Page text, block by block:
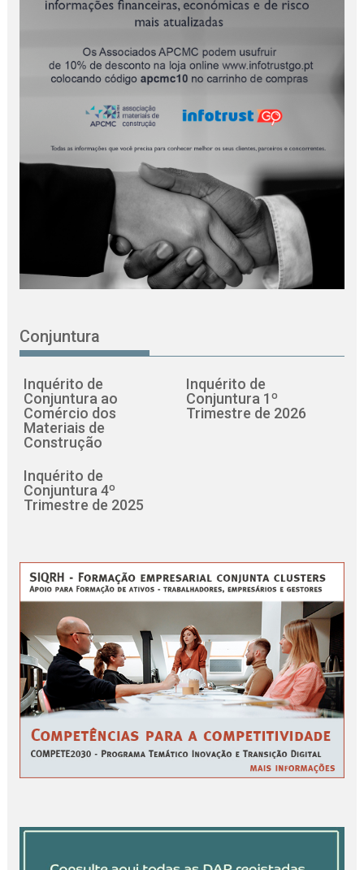
Conjuntura
Inquérito de
Conjuntura ao
Comércio dos
Materiais de
Construção
Inquérito de
Conjuntura 1º
Trimestre de 2026
Inquérito de
Conjuntura 4º
Trimestre de 2025